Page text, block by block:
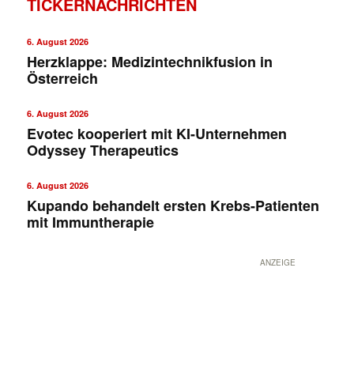
6. August 2026
Herzklappe: Medizintechnikfusion in
Österreich
6. August 2026
Evotec kooperiert mit KI-Unternehmen
Odyssey Therapeutics
6. August 2026
Kupando behandelt ersten Krebs-Patienten
mit Immuntherapie
ANZEIGE